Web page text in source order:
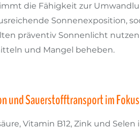
die Fähigkeit zur
Sonnenexposition,
präventiv Sonnenlicht
und Mangel beheben.
und Sauerstofftransport im Fokus
Vitamin B12, Zink und